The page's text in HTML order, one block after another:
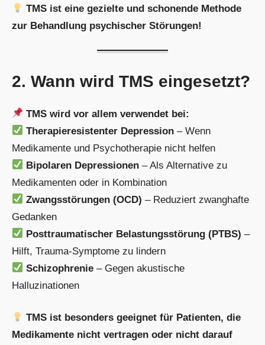
TMS ist eine gezielte und schonende Methode
zur Behandlung psychischer Störungen!
2. Wann wird TMS eingesetzt?
TMS wird vor allem verwendet bei:
Therapieresistenter Depression – Wenn
Medikamente und Psychotherapie nicht helfen
Bipolaren Depressionen – Als Alternative zu
Medikamenten oder in Kombination
Zwangsstörungen (OCD) – Reduziert zwanghafte
Gedanken
Posttraumatischer Belastungsstörung (PTBS) –
Hilft, Trauma-Symptome zu lindern
Schizophrenie – Gegen akustische
Halluzinationen
TMS ist besonders geeignet für Patienten, die
Medikamente nicht vertragen oder nicht darauf